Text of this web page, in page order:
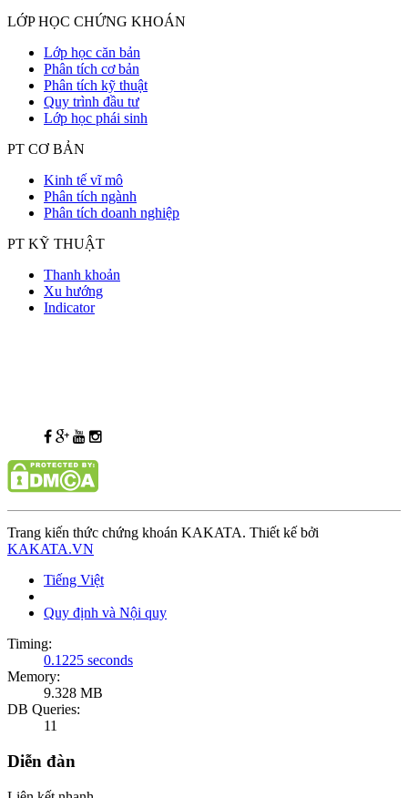
LỚP HỌC CHỨNG KHOÁN
Lớp học căn bản
Phân tích cơ bản
Phân tích kỹ thuật
Quy trình đầu tư
Lớp học phái sinh
PT CƠ BẢN
Kinh tế vĩ mô
Phân tích ngành
Phân tích doanh nghiệp
PT KỸ THUẬT
Thanh khoản
Xu hướng
Indicator
Trang kiến thức chứng khoán KAKATA. Thiết kế bởi
KAKATA.VN
Tiếng Việt
Quy định và Nội quy
Timing:
0.1225 seconds
Memory:
9.328 MB
DB Queries:
11
Diễn đàn